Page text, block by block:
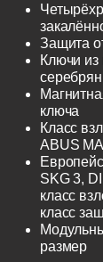
Защита
Ключи из
ключа
Класс
ABUS
SKG 3,
класс
класс
размер